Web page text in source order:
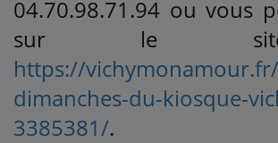
04.70.98.71.94 ou vous
sur le
https://
dimanches-du-kiosque-
3385381/.